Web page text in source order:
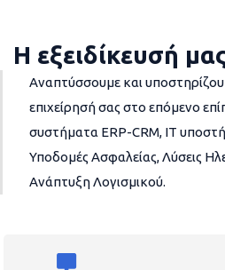
Η εξειδίκευσή
Αναπτύσσουμε και
επιχείρησή σας στο επόμενο
συστήματα ERP-CRM, IT
Υποδομές Ασφαλείας, Λύσεις
Ανάπτυξη Λογισμικού.